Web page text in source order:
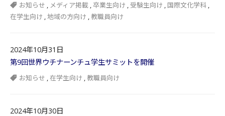
お知らせ , メディア掲載 ,卒業生向け , 受験生向け , 国際文化学科 ,
在学生向け ,地域の方向け , 教職員向け
2024年10月31日
第9回世界ウチナーンチュ学生サミットを開催
お知らせ ,在学生向け , 教職員向け
2024年10月30日